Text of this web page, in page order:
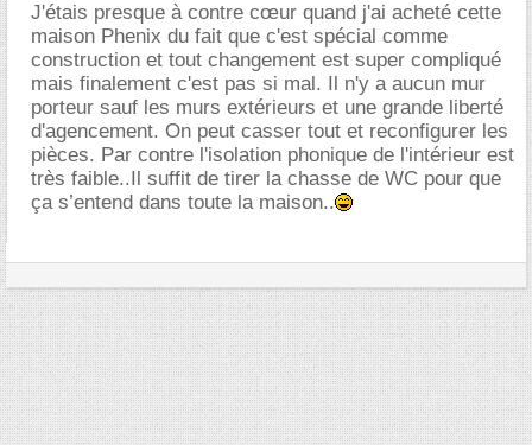
J'étais presque à contre cœur quand j'ai acheté cette
maison Phenix du fait que c'est spécial comme
construction et tout changement est super compliqué
mais finalement c'est pas si mal. Il n'y a aucun mur
porteur sauf les murs extérieurs et une grande liberté
d'agencement. On peut casser tout et reconfigurer les
pièces. Par contre l'isolation phonique de l'intérieur est
très faible..Il suffit de tirer la chasse de WC pour que
ça s’entend dans toute la maison..